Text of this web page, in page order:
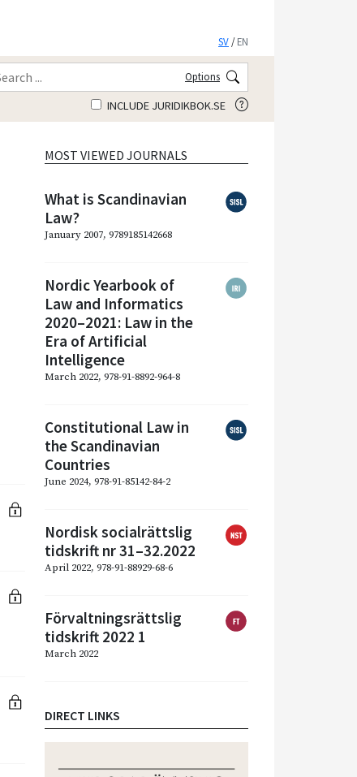
SV /EN
Options
INCLUDE JURIDIKBOK.SE
MOST VIEWED JOURNALS
What is Scandinavian
Law?
January 2007, 9789185142668
Nordic Yearbook of
Law and Informatics
2020–2021: Law in the
Era of Artificial
Intelligence
March 2022, 978-91-8892-964-8
Constitutional Law in
the Scandinavian
Countries
June 2024, 978-91-85142-84-2
Nordisk socialrättslig
tidskrift nr 31–32.2022
April 2022, 978-91-88929-68-6
Förvaltningsrättslig
tidskrift 2022 1
March 2022
DIRECT LINKS